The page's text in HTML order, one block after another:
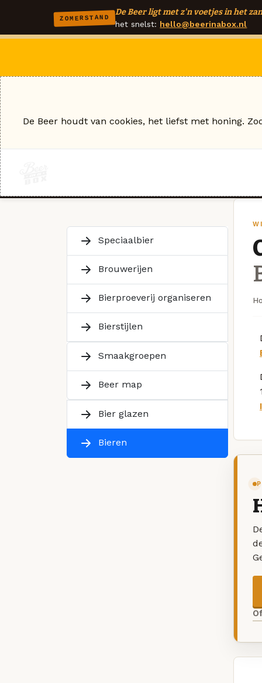
ZOMERSTAND
De Beer ligt met z'n voetjes in het
het snelst: hello@beerinabox.nl
Speciaalbier
Brouwerijen
Bierproeverij organiseren
Bierstijlen
Smaakgroepen
Beer map
Bier glazen
Bieren
De Beer houdt van cookies, het liefst met honing.